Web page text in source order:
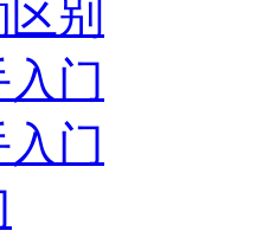
别
门
门